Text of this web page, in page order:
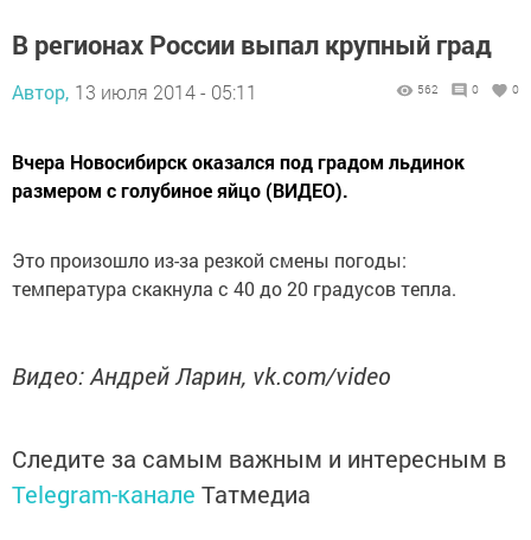
В регионах России выпал крупный град
Автор, 13 июля 2014 - 05:11 562 0 0
Вчера Новосибирск оказался под градом льдинок
размером с голубиное яйцо (ВИДЕО).
Это произошло из-за резкой смены погоды:
температура скакнула с 40 до 20 градусов тепла.
Видео: Андрей Ларин, vk.com/video
Следите за самым важным и интересным в
Telegram-канале Татмедиа